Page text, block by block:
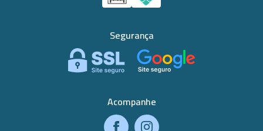
Segurança
Acompanhe